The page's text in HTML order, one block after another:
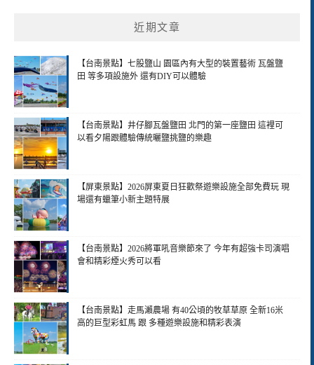
近期文章
【台南景點】七股鹽山 園區內有大型的裝置藝術 瓦盤鹽
田 等多項設施外 還有DIY可以體驗
【台南景點】井仔腳瓦盤鹽田 北門的第一座鹽田 這裡可
以看夕陽跟體驗傳統曬鹽挑鹽的樂趣
【屏東景點】2026屏東夏日狂歡祭遊樂設施全部免費玩 現
場還有蠟筆小新主題特展
【台南景點】2026將軍吼音樂節來了 今年有超強卡司演唱
會和精彩煙火秀可以看
【台南景點】走馬瀨農場 有40公頃的牧草草原 全新16米
高的巨型彩虹馬 跟 多種遊樂設施和精彩表演